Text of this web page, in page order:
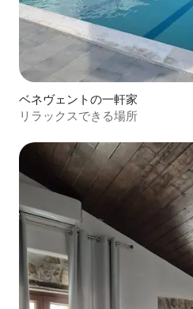
ベネヴェントの一軒家
リラックスできる場所